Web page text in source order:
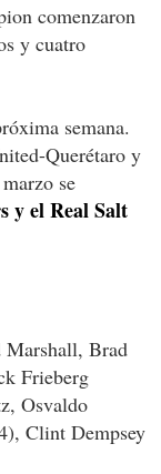
comenzaron
y cuatro
semana.
Querétaro y
se
y el Real Salt
Marshall, Brad
Frieberg
Osvaldo
Clint Dempsey